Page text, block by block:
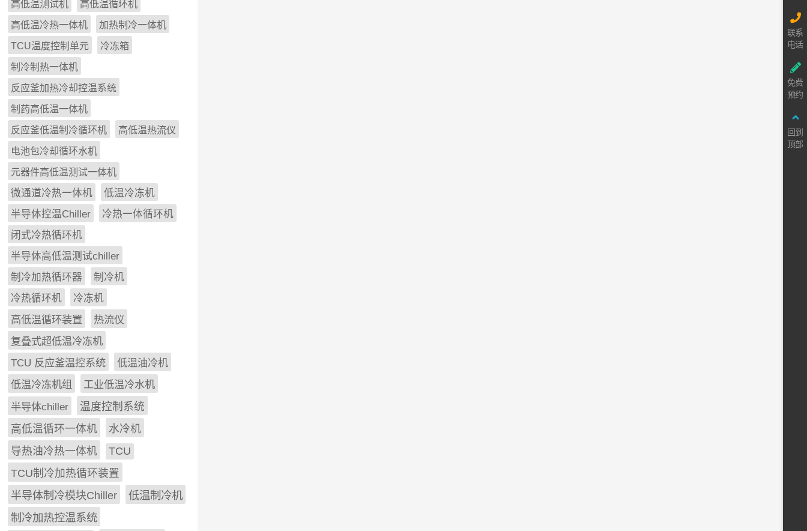
高低温测试机 高低温循环机
高低温冷热一体机 加热制冷一体机
TCU温度控制单元 冷冻箱
制冷制热一体机
反应釜加热冷却控温系统
制药高低温一体机
反应釜低温制冷循环机 高低温热流仪
电池包冷却循环水机
元器件高低温测试一体机
微通道冷热一体机
低温冷冻机
半导体控温Chiller
冷热一体循环机
闭式冷热循环机
半导体高低温测试chiller
制冷加热循环器
制冷机
冷热循环机
冷冻机
高低温循环装置
热流仪
复叠式超低温冷冻机
TCU 反应釜温控系统
低温油冷机
低温冷冻机组
工业低温冷水机
半导体chiller
温度控制系统
高低温循环一体机
水冷机
导热油冷热一体机
TCU
TCU制冷加热循环装置
半导体制冷模块Chiller
低温制冷机
制冷加热控温系统
联系
电话
免费
预约
回到
顶部